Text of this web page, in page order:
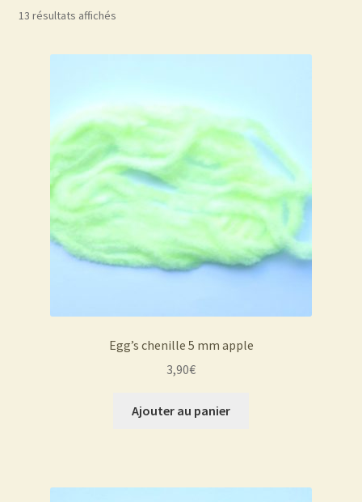
13 résultats affichés
Egg’s chenille 5 mm apple
3,90€
Ajouter au panier